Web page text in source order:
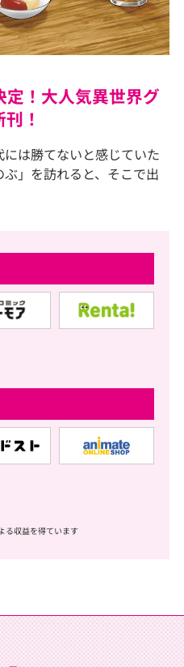
定！大人気異世界グ
！
は勝てないと感じていた
」を訪れると、そこで出
る収益を得ています